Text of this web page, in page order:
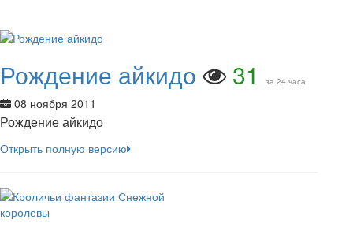
Рождение айкидо 31 за 24 часа
08 ноября 2011
Рождение айкидо
Открыть полную версию